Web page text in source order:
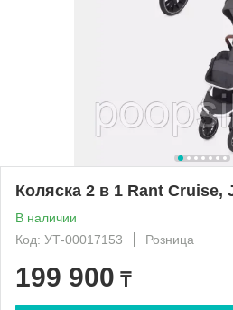
Коляска 2 в 1 Rant Cruise,
В наличии
Код: УТ-00017153
Розница
199 900 ₸